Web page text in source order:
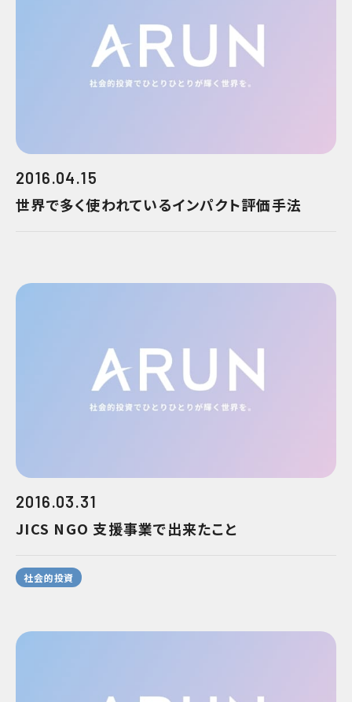
2016.04.15
世界で多く使われているインパクト評価手法
2016.03.31
JICS NGO 支援事業で出来たこと
社会的投資